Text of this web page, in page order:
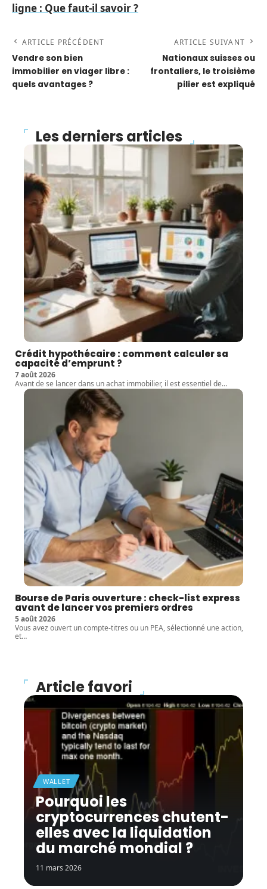
ligne : Que faut-il savoir ?
ARTICLE PRÉCÉDENT
Vendre son bien
immobilier en viager libre :
quels avantages ?
ARTICLE SUIVANT
Nationaux suisses ou
frontaliers, le troisième
pilier est expliqué
Les derniers articles
Crédit hypothécaire : comment calculer sa
capacité d’emprunt ?
7 août 2026
Avant de se lancer dans un achat immobilier, il est essentiel de…
Bourse de Paris ouverture : check-list express
avant de lancer vos premiers ordres
5 août 2026
Vous avez ouvert un compte-titres ou un PEA, sélectionné une action,
et…
Article favori
WALLET
Pourquoi les
cryptocurrences chutent-
elles avec la liquidation
du marché mondial ?
11 mars 2026